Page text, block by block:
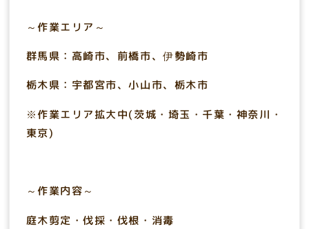
～作業エリア～
群馬県：高崎市、前橋市、伊勢崎市
栃木県：宇都宮市、小山市、栃木市
※作業エリア拡大中(茨城・埼玉・千葉・神奈川・
東京)
～作業内容～
庭木剪定・伐採・伐根・消毒